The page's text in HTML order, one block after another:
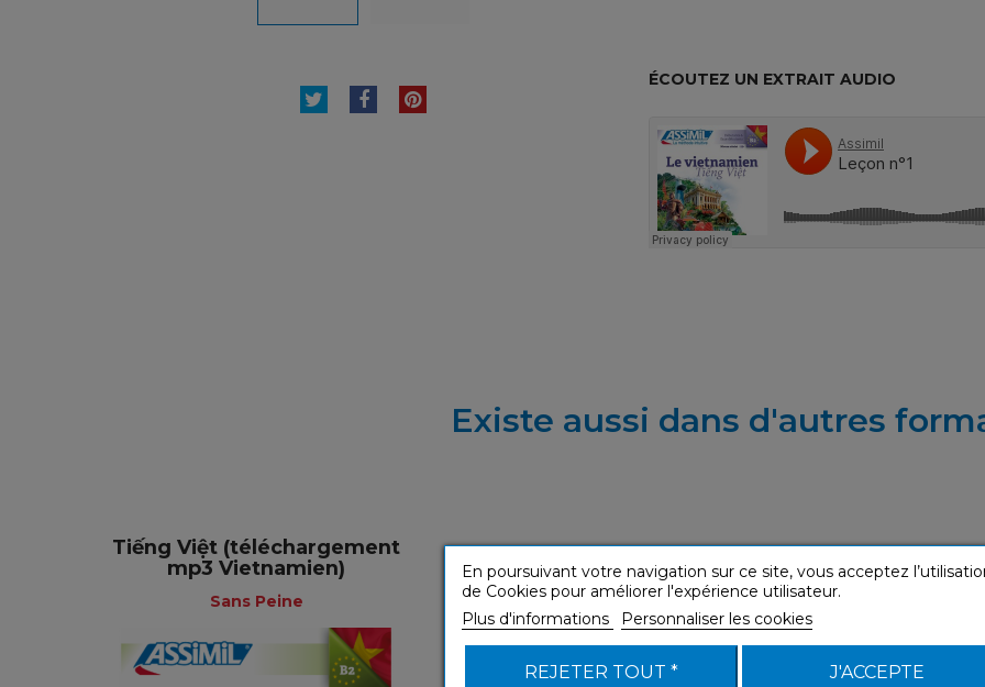
TWEETPARTAGERPINTEREST
ÉCOUTEZ UN EXTRAIT AUDIO
Existe aussi dans d'autres
Tiếng Việt (téléchargement
mp3 Vietnamien)
Sans Peine
En poursuivant votre navigation sur ce site, vous acceptez
de Cookies pour améliorer l'expérience utilisateur.
Plus d'informations
Personnaliser les cookies
REJETER TOUT * J'ACCEPTE